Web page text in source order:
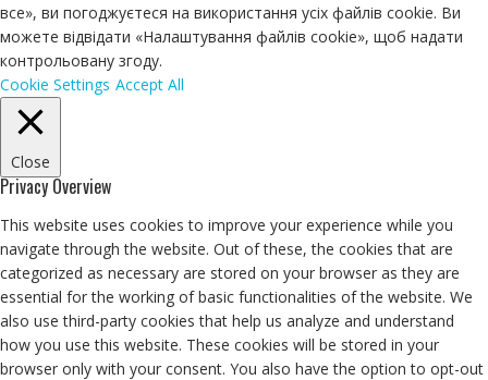
все», ви погоджуєтеся на використання усіх файлів cookie. Ви
можете відвідати «Налаштування файлів cookie», щоб надати
контрольовану згоду.
Cookie Settings Accept All
Close
Privacy Overview
This website uses cookies to improve your experience while you
navigate through the website. Out of these, the cookies that are
categorized as necessary are stored on your browser as they are
essential for the working of basic functionalities of the website. We
also use third-party cookies that help us analyze and understand
how you use this website. These cookies will be stored in your
browser only with your consent. You also have the option to opt-out